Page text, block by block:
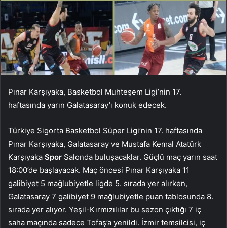
Pınar Karşıyaka, Basketbol Muhteşem Ligi’nin 17.
haftasında yarın Galatasaray’ı konuk edecek.
Türkiye Sigorta Basketbol Süper Ligi’nin 17. haftasında
Pınar Karşıyaka, Galatasaray ve Mustafa Kemal Atatürk
Karşıyaka Spor Salonda buluşacaklar. Güçlü maç yarın saat
18:00’de başlayacak. Maç öncesi Pınar Karşıyaka 11
galibiyet 5 mağlubiyetle ligde 5. sırada yer alırken,
Galatasaray 7 galibiyet 9 mağlubiyetle puan tablosunda 8.
sırada yer alıyor. Yeşil-Kırmızılılar bu sezon çıktığı 7 iç
saha maçında sadece Tofaş’a yenildi. İzmir temsilcisi, iç